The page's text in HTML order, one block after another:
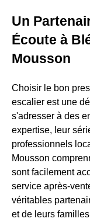
Un
Écoute à
Mousson
Choisir le bon
escalier est une
s'adresser à des
expertise, leur
professionnels
Mousson
sont facilement
service après-
véritables
et de leurs